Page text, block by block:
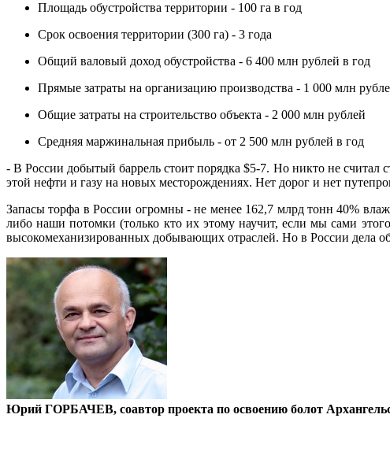
Площадь обустройства территории - 100 га в год
Срок освоения территории (300 га) - 3 года
Общий валовый доход обустройства - 6 400 млн рублей в год
Прямые затраты на организацию производства - 1 000 млн
Общие затраты на строительство объекта - 2 000 млн рублей
Средняя маржинальная прибыль - от 2 500 млн рублей в год
- В России добытый баррель стоит порядка $5-7. Но никто не
этой нефти и газу на новых месторождениях. Нет дорог и нет
Запасы торфа в России огромны - не менее 162,7 млрд тонн 40%
либо наши потомки (только кто их этому научит, если мы сами
высокомеханизированных добывающих отраслей. Но в России дела
Юрий ГОРБАЧЕВ, соавтор проекта по освоению болот